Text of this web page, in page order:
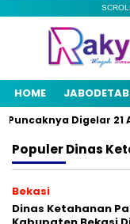
HOME
Digelar 21
PopulerDinas
Bekasi
Dinas Ketahanan